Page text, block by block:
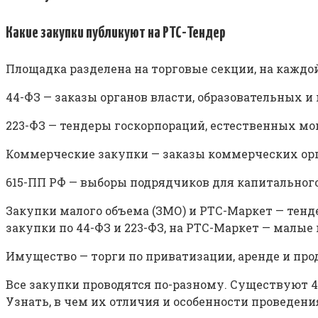
Какие закупки публикуют на РТС-Тендер
Площадка разделена на торговые секции, на
44-ФЗ — заказы органов власти, образовательных
223-ФЗ — тендеры госкорпораций, естественных
Коммерческие закупки — заказы коммерческих
615-ПП РФ — выборы подрядчиков для
Закупки малого объема (ЗМО) и РТС-Маркет —
закупки по 44-ФЗ и 223-ФЗ, на РТС-Маркет —
Имущество — торги по приватизации, аренде и
Все закупки проводятся по-разному. Существуют
Узнать, в чем их отличия и особенности